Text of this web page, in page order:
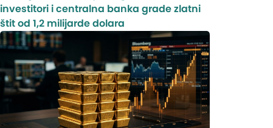
investitori i centralna banka grade zlatni
štit od 1,2 milijarde dolara